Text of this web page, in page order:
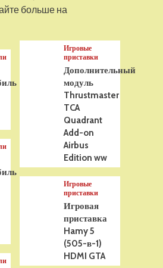
На радиоуправлении
(Германия) HC (для ИК
танкового боя) V3 2.4G
RTR, TG3848-1HC-IR3.0
больше на
Игровые
приставки
Дополнительный
модуль
Thrustmaster
TCA
Quadrant
Add-on
Airbus
Edition ww
Игровые
приставки
Игровая
приставка
Hamy 5
(505-в-1)
HDMI GTA